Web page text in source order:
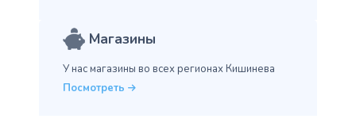
Магазины
У нас магазины во всех регионах Кишинева
Посмотреть